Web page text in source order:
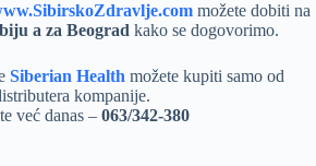
možete dobiti na
a za Beograd kako se dogovorimo.
Siberian Health možete kupiti samo od
kompanije.
već danas – 063/342-380